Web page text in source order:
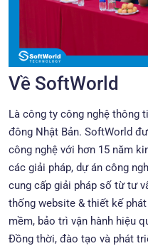
Về SoftWorld
Là công ty công nghệ thông
đông Nhật Bản. SoftWorld
công nghệ với hơn 15 năm
các giải pháp, dự án công
cung cấp giải pháp số từ tư
thống website & thiết kế
mềm, bảo trì vận hành hiệu
Đồng thời, đào tạo và phát